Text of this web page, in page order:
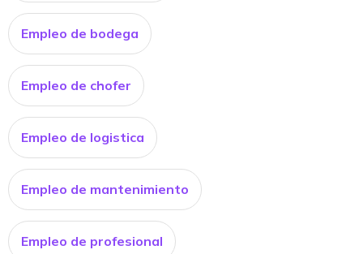
Empleo de bodega
Empleo de chofer
Empleo de logistica
Empleo de mantenimiento
Empleo de profesional